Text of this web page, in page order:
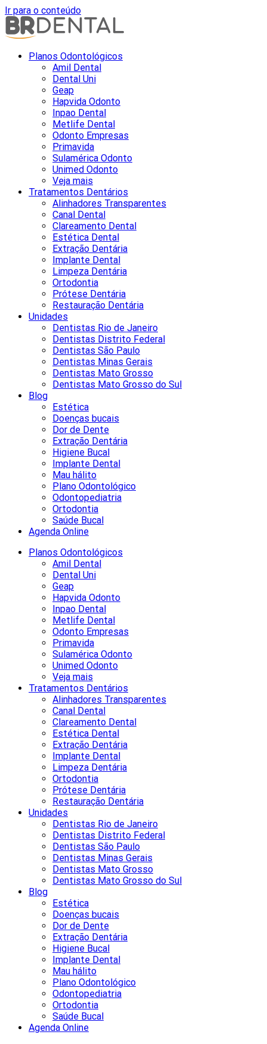
Ir para o conteúdo
Planos Odontológicos
Amil Dental
Dental Uni
Geap
Hapvida Odonto
Inpao Dental
Metlife Dental
Odonto Empresas
Primavida
Sulamérica Odonto
Unimed Odonto
Veja mais
Tratamentos Dentários
Alinhadores Transparentes
Canal Dental
Clareamento Dental
Estética Dental
Extração Dentária
Implante Dental
Limpeza Dentária
Ortodontia
Prótese Dentária
Restauração Dentária
Unidades
Dentistas Rio de Janeiro
Dentistas Distrito Federal
Dentistas São Paulo
Dentistas Minas Gerais
Dentistas Mato Grosso
Dentistas Mato Grosso do Sul
Blog
Estética
Doenças bucais
Dor de Dente
Extração Dentária
Higiene Bucal
Implante Dental
Mau hálito
Plano Odontológico
Odontopediatria
Ortodontia
Saúde Bucal
Agenda Online
Planos Odontológicos
Amil Dental
Dental Uni
Geap
Hapvida Odonto
Inpao Dental
Metlife Dental
Odonto Empresas
Primavida
Sulamérica Odonto
Unimed Odonto
Veja mais
Tratamentos Dentários
Alinhadores Transparentes
Canal Dental
Clareamento Dental
Estética Dental
Extração Dentária
Implante Dental
Limpeza Dentária
Ortodontia
Prótese Dentária
Restauração Dentária
Unidades
Dentistas Rio de Janeiro
Dentistas Distrito Federal
Dentistas São Paulo
Dentistas Minas Gerais
Dentistas Mato Grosso
Dentistas Mato Grosso do Sul
Blog
Estética
Doenças bucais
Dor de Dente
Extração Dentária
Higiene Bucal
Implante Dental
Mau hálito
Plano Odontológico
Odontopediatria
Ortodontia
Saúde Bucal
Agenda Online